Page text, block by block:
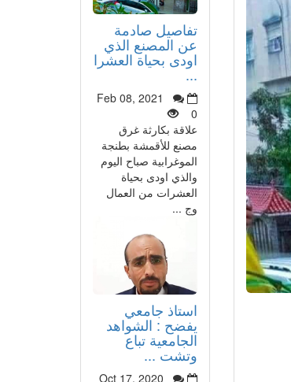
تفاصيل صادمة
عن المصنع الذي
اودى بحياة العشرا
...
Feb 08, 2021
0
علاقة بكارثة غرق
مصنع للأقمشة بطنجة
الموغرابية صباح اليوم
والذي اودى بحياة
العشرات من العمال
وج ...
استاذ جامعي
يفضح : الشواهد
الجامعية تباع
وتشت ...
Oct 17, 2020